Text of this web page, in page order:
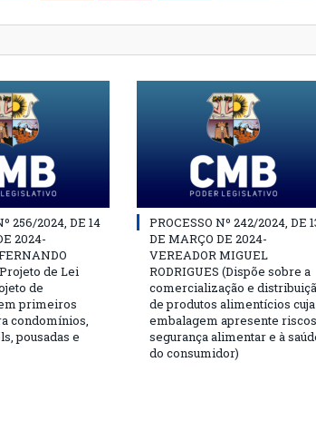
256/2024, DE 14
2024-
de Lei
de
primeiros
condomínios,
pousadas e
PROCESSO Nº 242/2024, DE
DE MARÇO DE 2024-
VEREADOR MIGUEL
RODRIGUES (Dispõe sobre a
comercialização e
de produtos alimentícios cuja
embalagem apresente
segurança alimentar e à
do consumidor)